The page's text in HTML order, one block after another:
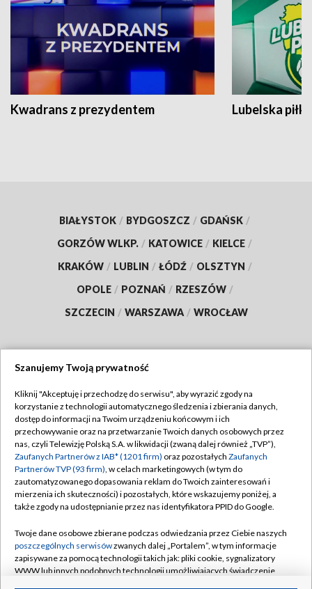
Kwadrans z prezydentem Lubelska piłka
BIAŁYSTOK / BYDGOSZCZ / GDAŃSK /
GORZÓW WLKP. / KATOWICE / KIELCE /
KRAKÓW / LUBLIN / ŁÓDŹ / OLSZTYN /
OPOLE / POZNAŃ / RZESZÓW /
SZCZECIN / WARSZAWA / WROCŁAW
TVP
Abonament TVP
Emisja w TVP
Centrum informacji TVP
Naziemna Telewizja Cyfrowa
Rada Programowa
System NOS
Regulamin TVP
Polityka prywatności
Moje zgody
Pomoc
Kontakt
Szanujemy Twoją prywatność
Kliknij "Akceptuję i przechodzę do serwisu", aby wyrazić zgody na
korzystanie z technologii automatycznego śledzenia i zbierania danych,
dostęp do informacji na Twoim urządzeniu końcowym i ich
przechowywanie oraz na przetwarzanie Twoich danych osobowych przez
nas, czyli Telewizję Polską S.A. w likwidacji (zwaną dalej również „TVP”),
Zaufanych Partnerów z IAB* (1201 firm) oraz pozostałych Zaufanych
Partnerów TVP (93 firm), w celach marketingowych (w tym do
zautomatyzowanego dopasowania reklam do Twoich zainteresowań i
mierzenia ich skuteczności) i pozostałych, które wskazujemy poniżej, a
także zgody na udostępnianie przez nas identyfikatora PPID do Google.
Twoje dane osobowe zbierane podczas odwiedzania przez Ciebie naszych
poszczególnych serwisówzwanych dalej „Portalem”, w tym informacje
zapisywane za pomocą technologii takich jak: pliki cookie, sygnalizatory
WWW lub innych podobnych technologii umożliwiających świadczenie